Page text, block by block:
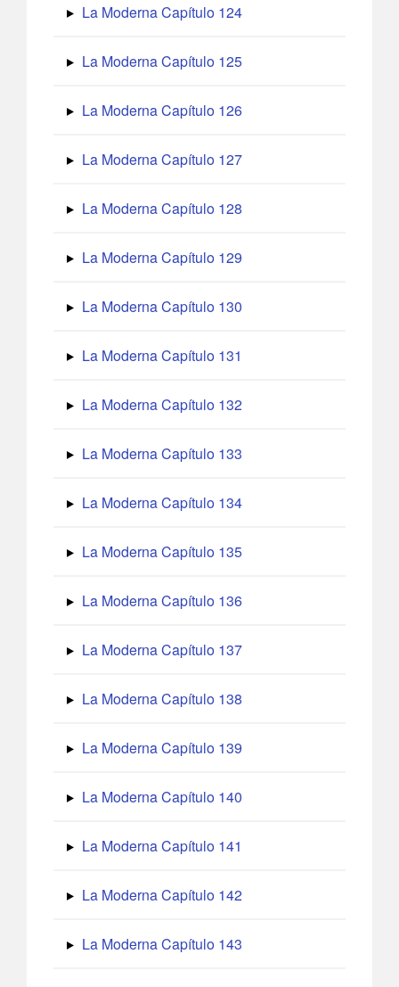
La Moderna Capítulo 124
La Moderna Capítulo 125
La Moderna Capítulo 126
La Moderna Capítulo 127
La Moderna Capítulo 128
La Moderna Capítulo 129
La Moderna Capítulo 130
La Moderna Capítulo 131
La Moderna Capítulo 132
La Moderna Capítulo 133
La Moderna Capítulo 134
La Moderna Capítulo 135
La Moderna Capítulo 136
La Moderna Capítulo 137
La Moderna Capítulo 138
La Moderna Capítulo 139
La Moderna Capítulo 140
La Moderna Capítulo 141
La Moderna Capítulo 142
La Moderna Capítulo 143